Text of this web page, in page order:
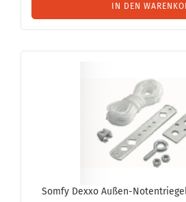
IN DEN
Somfy Dexxo Außen-​​